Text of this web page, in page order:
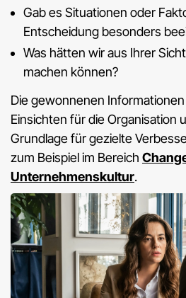
Gab es Situationen oder
Entscheidung besonders
Was hätten wir aus Ihrer
machen können?
Die gewonnenen
Einsichten für die Organisation
Grundlage für gezielte
zum Beispiel im Bereich
Unternehmenskultur.